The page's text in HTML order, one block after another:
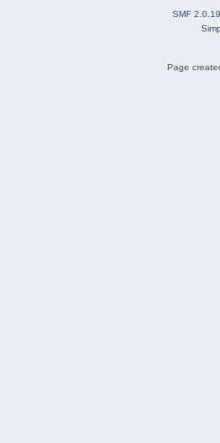
SMF 2.0.19
Page